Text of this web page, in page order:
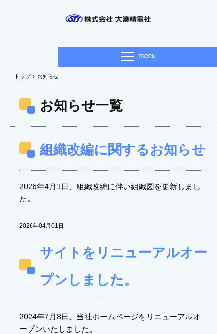
トップ › お知らせ
お知らせ一覧
組織改編に関するお知らせ
2026年4月1日、組織改編に伴い組織図を更新しまし
た。
2026年04月01日
サイトをリニューアルオー
プンしました。
2024年7月8日、当社ホームページをリニューアルオ
ープンいたしました。